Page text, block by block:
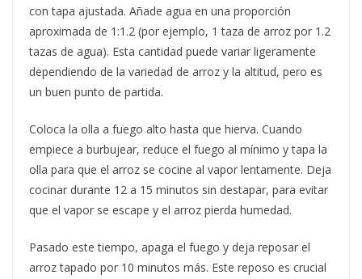
con tapa ajustada. Añade agua en una proporción
aproximada de 1:1.2 (por ejemplo, 1 taza de arroz por 1.2
tazas de agua). Esta cantidad puede variar ligeramente
dependiendo de la variedad de arroz y la altitud, pero es
un buen punto de partida.
Coloca la olla a fuego alto hasta que hierva. Cuando
empiece a burbujear, reduce el fuego al mínimo y tapa la
olla para que el arroz se cocine al vapor lentamente. Deja
cocinar durante 12 a 15 minutos sin destapar, para evitar
que el vapor se escape y el arroz pierda humedad.
Pasado este tiempo, apaga el fuego y deja reposar el
arroz tapado por 10 minutos más. Este reposo es crucial